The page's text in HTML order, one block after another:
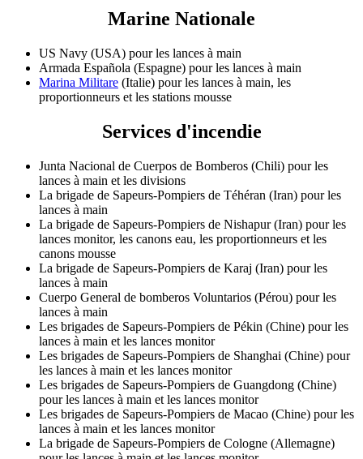
Marine Nationale
US Navy (USA) pour les lances à main
Armada Española (Espagne) pour les lances à main
Marina Militare (Italie) pour les lances à main, les
proportionneurs et les stations mousse
Services d'incendie
Junta Nacional de Cuerpos de Bomberos (Chili) pour les
lances à main et les divisions
La brigade de Sapeurs-Pompiers de Téhéran (Iran) pour les
lances à main
La brigade de Sapeurs-Pompiers de Nishapur (Iran) pour les
lances monitor, les canons eau, les proportionneurs et les
canons mousse
La brigade de Sapeurs-Pompiers de Karaj (Iran) pour les
lances à main
Cuerpo General de bomberos Voluntarios (Pérou) pour les
lances à main
Les brigades de Sapeurs-Pompiers de Pékin (Chine) pour les
lances à main et les lances monitor
Les brigades de Sapeurs-Pompiers de Shanghai (Chine) pour
les lances à main et les lances monitor
Les brigades de Sapeurs-Pompiers de Guangdong (Chine)
pour les lances à main et les lances monitor
Les brigades de Sapeurs-Pompiers de Macao (Chine) pour les
lances à main et les lances monitor
La brigade de Sapeurs-Pompiers de Cologne (Allemagne)